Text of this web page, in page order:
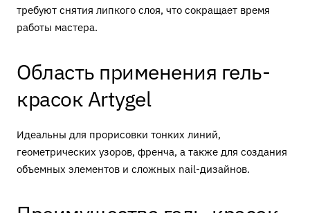
требуют снятия липкого слоя, что сокращает время
работы мастера.
Область применения гель-
красок Artygel
Идеальны для прорисовки тонких линий,
геометрических узоров, френча, а также для создания
объемных элементов и сложных nail-дизайнов.